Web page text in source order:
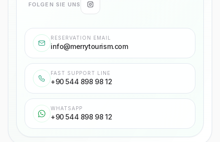
FOLGEN SIE UNS
RESERVATION EMAIL
info@merrytourism.com
FAST SUPPORT LINE
+90 544 898 98 12
WHATSAPP
+90 544 898 98 12